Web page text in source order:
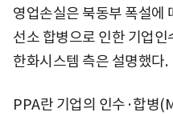
영업손실은 북동부 폭설에
선소 합병으로 인한 기업
한화시스템 측은 설명했다.
PPA란 기업의 인수·합병